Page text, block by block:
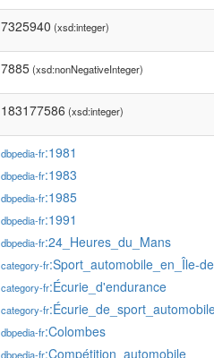
7325940 (xsd:integer)
7885(xsd:nonNegativeInteger)
183177586 (xsd:integer)
dbpedia-fr:1981
dbpedia-fr:1983
dbpedia-fr:1985
dbpedia-fr:1991
dbpedia-fr:24_Heures_du_Mans
category-fr:Sport_automobile_en_Île-
category-fr:Écurie_d'endurance
category-fr
dbpedia-fr:Colombes
dbpedia-fr:Compétition_automobile